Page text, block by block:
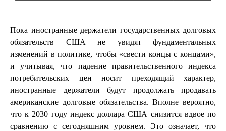
Пока иностранные держатели государственных долговых
обязательств США не увидят фундаментальных
изменений в политике, чтобы «свести концы с концами»,
и учитывая, что падение правительственного индекса
потребительских цен носит преходящий характер,
иностранные держатели будут продолжать продавать
американские долговые обязательства. Вполне вероятно,
что к 2030 году индекс доллара США снизится вдвое по
сравнению с сегодняшним уровнем. Это означает, что